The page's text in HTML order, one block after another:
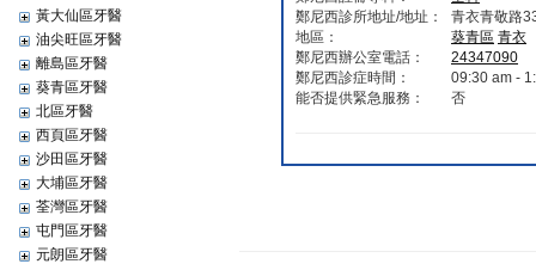
黃大仙區牙醫
油尖旺區牙醫
離島區牙醫
葵青區牙醫
北區牙醫
西頁區牙醫
沙田區牙醫
大埔區牙醫
荃灣區牙醫
屯門區牙醫
元朗區牙醫
鄭尼西診所地址/地址：
青衣青敬路
地區：
葵青區 青衣
鄭尼西辦公室電話：
24347090
鄭尼西診症時間：
09:30 am -
能否提供緊急服務：
否